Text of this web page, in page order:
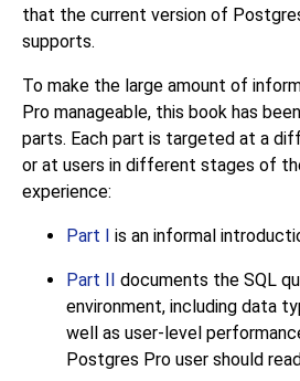
that the current version of
supports.
To make the large amount of
Pro manageable, this book has
parts. Each part is targeted at a
or at users in different stages of
experience:
Part I is an informal
Part II documents the SQL
environment, including data
well as user-level
Postgres Pro user should